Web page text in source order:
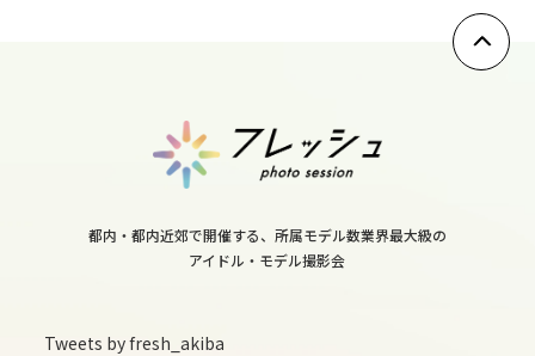
都内・都内近郊で開催する、所属モデル数業界最大級の
アイドル・モデル撮影会
Tweets by fresh_akiba